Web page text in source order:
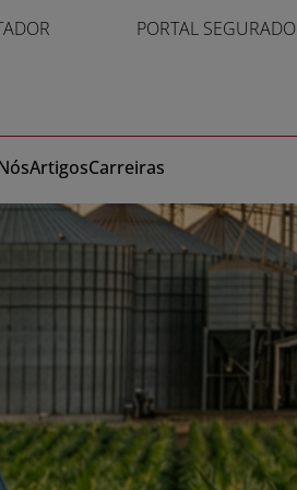
PORTAL SEGURADO
ArtigosCarreiras